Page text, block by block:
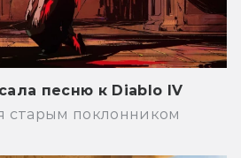
песню к Diablo IV
старым поклонником